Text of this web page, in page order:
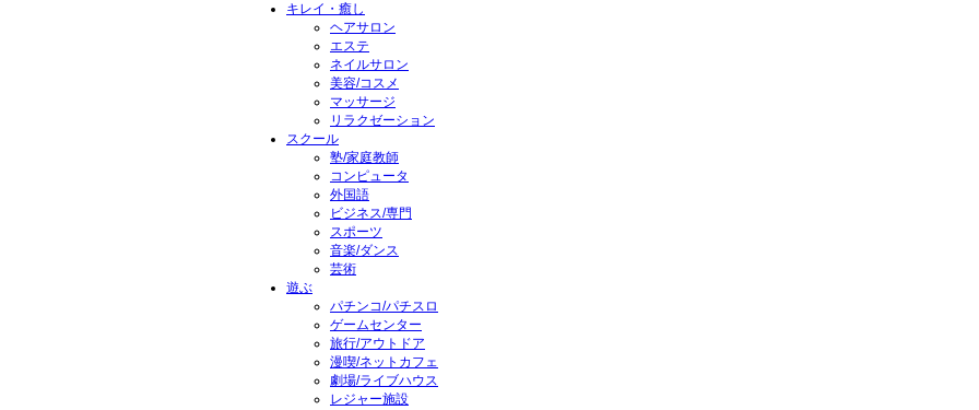
キレイ・癒し
ヘアサロン
エステ
ネイルサロン
美容/コスメ
マッサージ
リラクゼーション
スクール
塾/家庭教師
コンピュータ
外国語
ビジネス/専門
スポーツ
音楽/ダンス
芸術
遊ぶ
パチンコ/パチスロ
ゲームセンター
旅行/アウトドア
漫喫/ネットカフェ
劇場/ライブハウス
レジャー施設